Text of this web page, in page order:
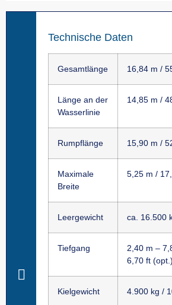
Technische Daten
Gesamtlänge 16,84 m /
Länge an der
Wasserlinie
14,85 m /
Rumpflänge 15,90 m /
Maximale
Breite
5,25 m /
Leergewicht ca. 16.500
Tiefgang
2,40 m –
6,70 ft (opt.)
Kielgewicht 4.900 kg /